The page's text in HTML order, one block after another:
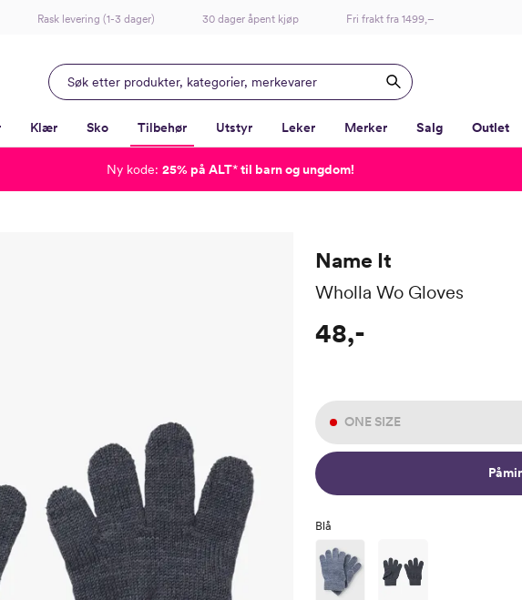
Rask levering (1-3 dager) 30 dager åpent kjøp Fri frakt fra 1499,–
Klær Sko Tilbehør Utstyr Leker Merker Salg Outlet
Name It
Wholla Wo Gloves
48,-
ONE SIZE
Blå
Ny kode: 25% på ALT*til barn og ungdom!
-
-
-
-